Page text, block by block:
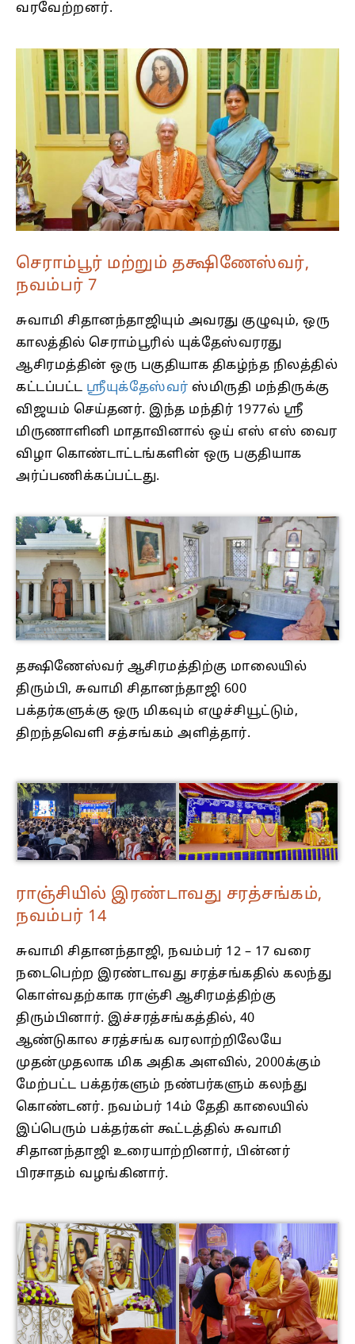
வரவேற்றனர்.
செராம்பூர் மற்றும் தக்ஷிணேஸ்வர்,
நவம்பர் 7
சுவாமி சிதானந்தாஜியும் அவரது குழுவும், ஒரு
காலத்தில் செராம்பூரில் யுக்தேஸ்வரரது
ஆசிரமத்தின் ஒரு பகுதியாக திகழ்ந்த நிலத்தில்
கட்டப்பட்ட ஸ்ரீயுக்தேஸ்வர் ஸ்மிருதி மந்திருக்கு
விஜயம் செய்தனர். இந்த மந்திர் 1977ல் ஸ்ரீ
மிருணாளினி மாதாவினால் ஒய் எஸ் எஸ் வைர
விழா கொண்டாட்டங்களின் ஒரு பகுதியாக
அர்ப்பணிக்கப்பட்டது.
தக்ஷிணேஸ்வர் ஆசிரமத்திற்கு மாலையில்
திரும்பி, சுவாமி சிதானந்தாஜி 600
பக்தர்களுக்கு ஒரு மிகவும் எழுச்சியூட்டும்,
திறந்தவெளி சத்சங்கம் அளித்தார்.
ராஞ்சியில் இரண்டாவது சரத்சங்கம்,
நவம்பர் 14
சுவாமி சிதானந்தாஜி, நவம்பர் 12 – 17 வரை
நடைபெற்ற இரண்டாவது சரத்சங்கதில் கலந்து
கொள்வதற்காக ராஞ்சி ஆசிரமத்திற்கு
திரும்பினார். இச்சரத்சங்கத்தில், 40
ஆண்டுகால சரத்சங்க வரலாற்றிலேயே
முதன்முதலாக மிக அதிக அளவில், 2000க்கும்
மேற்பட்ட பக்தர்களும் நண்பர்களும் கலந்து
கொண்டனர். நவம்பர் 14ம் தேதி காலையில்
இப்பெரும் பக்தர்கள் கூட்டத்தில் சுவாமி
சிதானந்தாஜி உரையாற்றினார், பின்னர்
பிரசாதம் வழங்கினார்.